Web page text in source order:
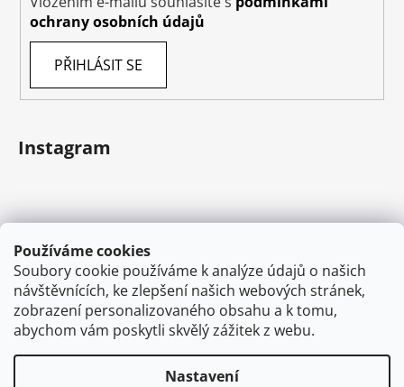
Používáme cookies
Soubory cookie používáme k analýze údajů o našich
návštěvnících, ke zlepšení našich webových stránek,
zobrazení personalizovaného obsahu a k tomu,
abychom vám poskytli skvělý zážitek z webu.
Nastavení
ochrany osobních údajů
PŘIHLÁSIT SE
Instagram
Sledovat na Instagramu